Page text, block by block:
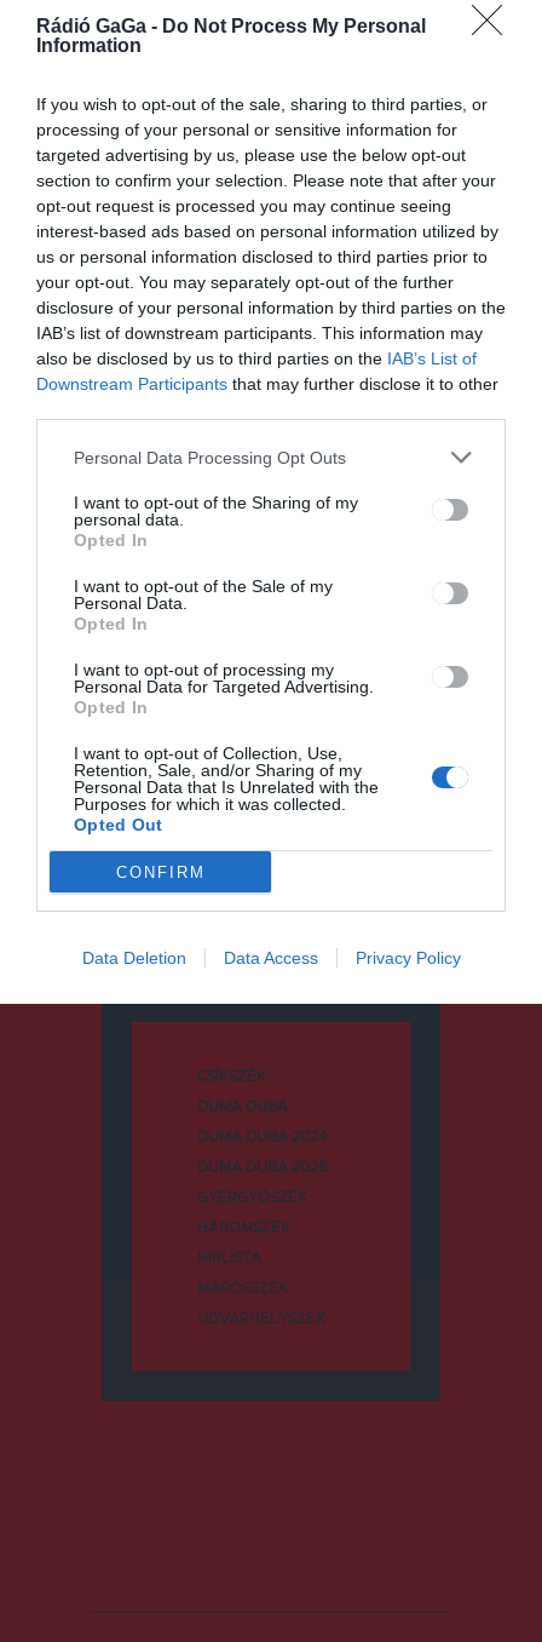
Rádió GaGa - Do Not Process My Personal
Information
If you wish to opt-out of the sale, sharing to third parties, or
processing of your personal or sensitive information for
targeted advertising by us, please use the below opt-out
section to confirm your selection. Please note that after your
opt-out request is processed you may continue seeing
interest-based ads based on personal information utilized by
us or personal information disclosed to third parties prior to
your opt-out. You may separately opt-out of the further
disclosure of your personal information by third parties on the
IAB’s list of downstream participants. This information may
also be disclosed by us to third parties on the IAB’s List of
Downstream Participants that may further disclose it to other
Personal Data Processing Opt Outs
I want to opt-out of the Sharing of my
personal data.
Opted In
I want to opt-out of the Sale of my
Personal Data.
Opted In
I want to opt-out of processing my
Personal Data for Targeted Advertising.
Opted In
I want to opt-out of Collection, Use,
Retention, Sale, and/or Sharing of my
Personal Data that Is Unrelated with the
Purposes for which it was collected.
Opted Out
CONFIRM
Data Deletion Data Access Privacy Policy
Sok a súlyos eset
HÍRLISTA
A CNSU kötelezővé tenné az
orvosi vagy FFP2
Keresés
Kategóriák
CSÍKSZÉK
DUMA DUBA
DUMA DUBA 2024
DUMA DUBA 2026
GYERGYÓSZÉK
HÁROMSZÉK
HÍRLISTA
MAROSSZÉK
UDVARHELYSZÉK